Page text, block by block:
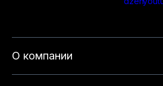
О компании